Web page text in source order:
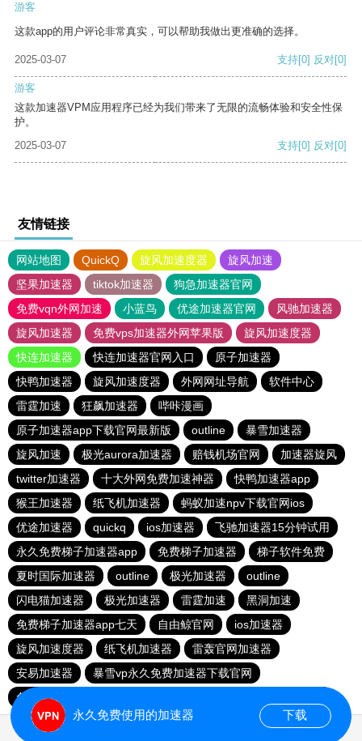
游客
这款app的用户评论非常真实，可以帮助我做出更准确的选择。
2025-03-07 支持[0] 反对[0]
游客
这款加速器VPM应用程序已经为我们带来了无限的流畅体验和安全性保
护。
2025-03-07
支持[0] 反对[0]
友情链接
网站地图 QuickQ 旋风加速度器
旋风加速
坚果加速器
tiktok加速器
狗急加速器官网
免费vqn外网加速
小蓝鸟 优途加速器官网
风驰加速器
旋风加速器
免费vps加速器外网苹果版
旋风加速度器
快连加速器
快连加速器官网入口
原子加速器
快鸭加速器
旋风加速度器 外网网址导航
软件中心
雷霆加速
狂飙加速器
哔咔漫画
原子加速器app下载官网最新版
outline
暴雪加速器
旋风加速
极光aurora加速器 赔钱机场官网
加速器旋风
twitter加速器
十大外网免费加速神器
快鸭加速器app
猴王加速器
纸飞机加速器
蚂蚁加速npv下载官网ios
优途加速器
quickq ios加速器
飞驰加速器15分钟试用
永久免费梯子加速器app
免费梯子加速器
梯子软件免费
夏时国际加速器
outline 极光加速器
outline
闪电猫加速器
极光加速器 雷霆加速
黑洞加速
免费梯子加速器app七天
自由鲸官网
ios加速器
旋风加速度器
纸飞机加速器
雷轰官网加速器
安易加速器
暴雪vp永久免费加速器下载官网
免费vqn加速试用
永久免费使用的加速器 下载